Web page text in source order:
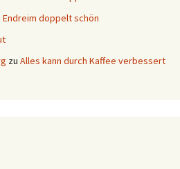
Endreim doppelt schön
zu Alles kann durch Kaffee verbessert